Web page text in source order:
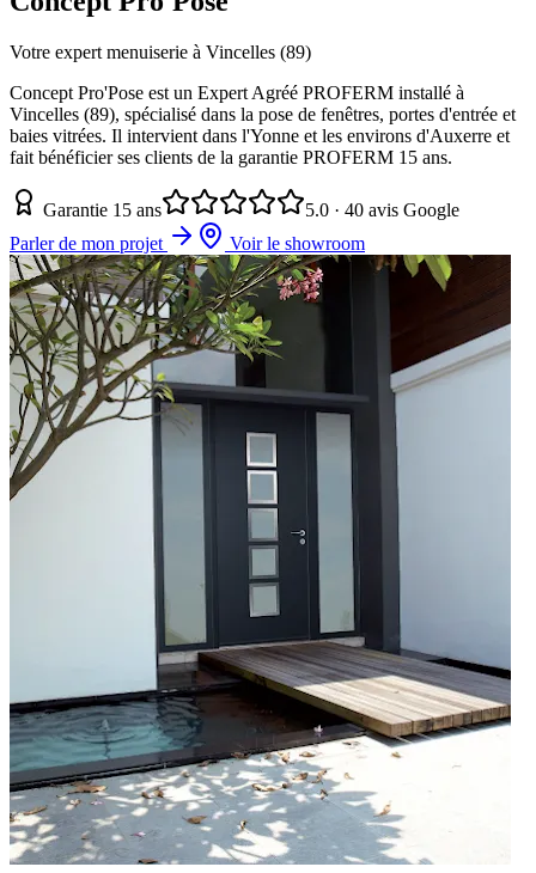
Votre expert menuiserie à Vincelles (89)
Concept Pro'Pose est un Expert Agréé PROFERM installé à
Vincelles (89), spécialisé dans la pose de fenêtres, portes d'entrée et
baies vitrées. Il intervient dans l'Yonne et les environs d'Auxerre et
fait bénéficier ses clients de la garantie PROFERM 15 ans.
Garantie 15 ans
5.0 · 40 avis Google
Parler de mon projet
Voir le showroom